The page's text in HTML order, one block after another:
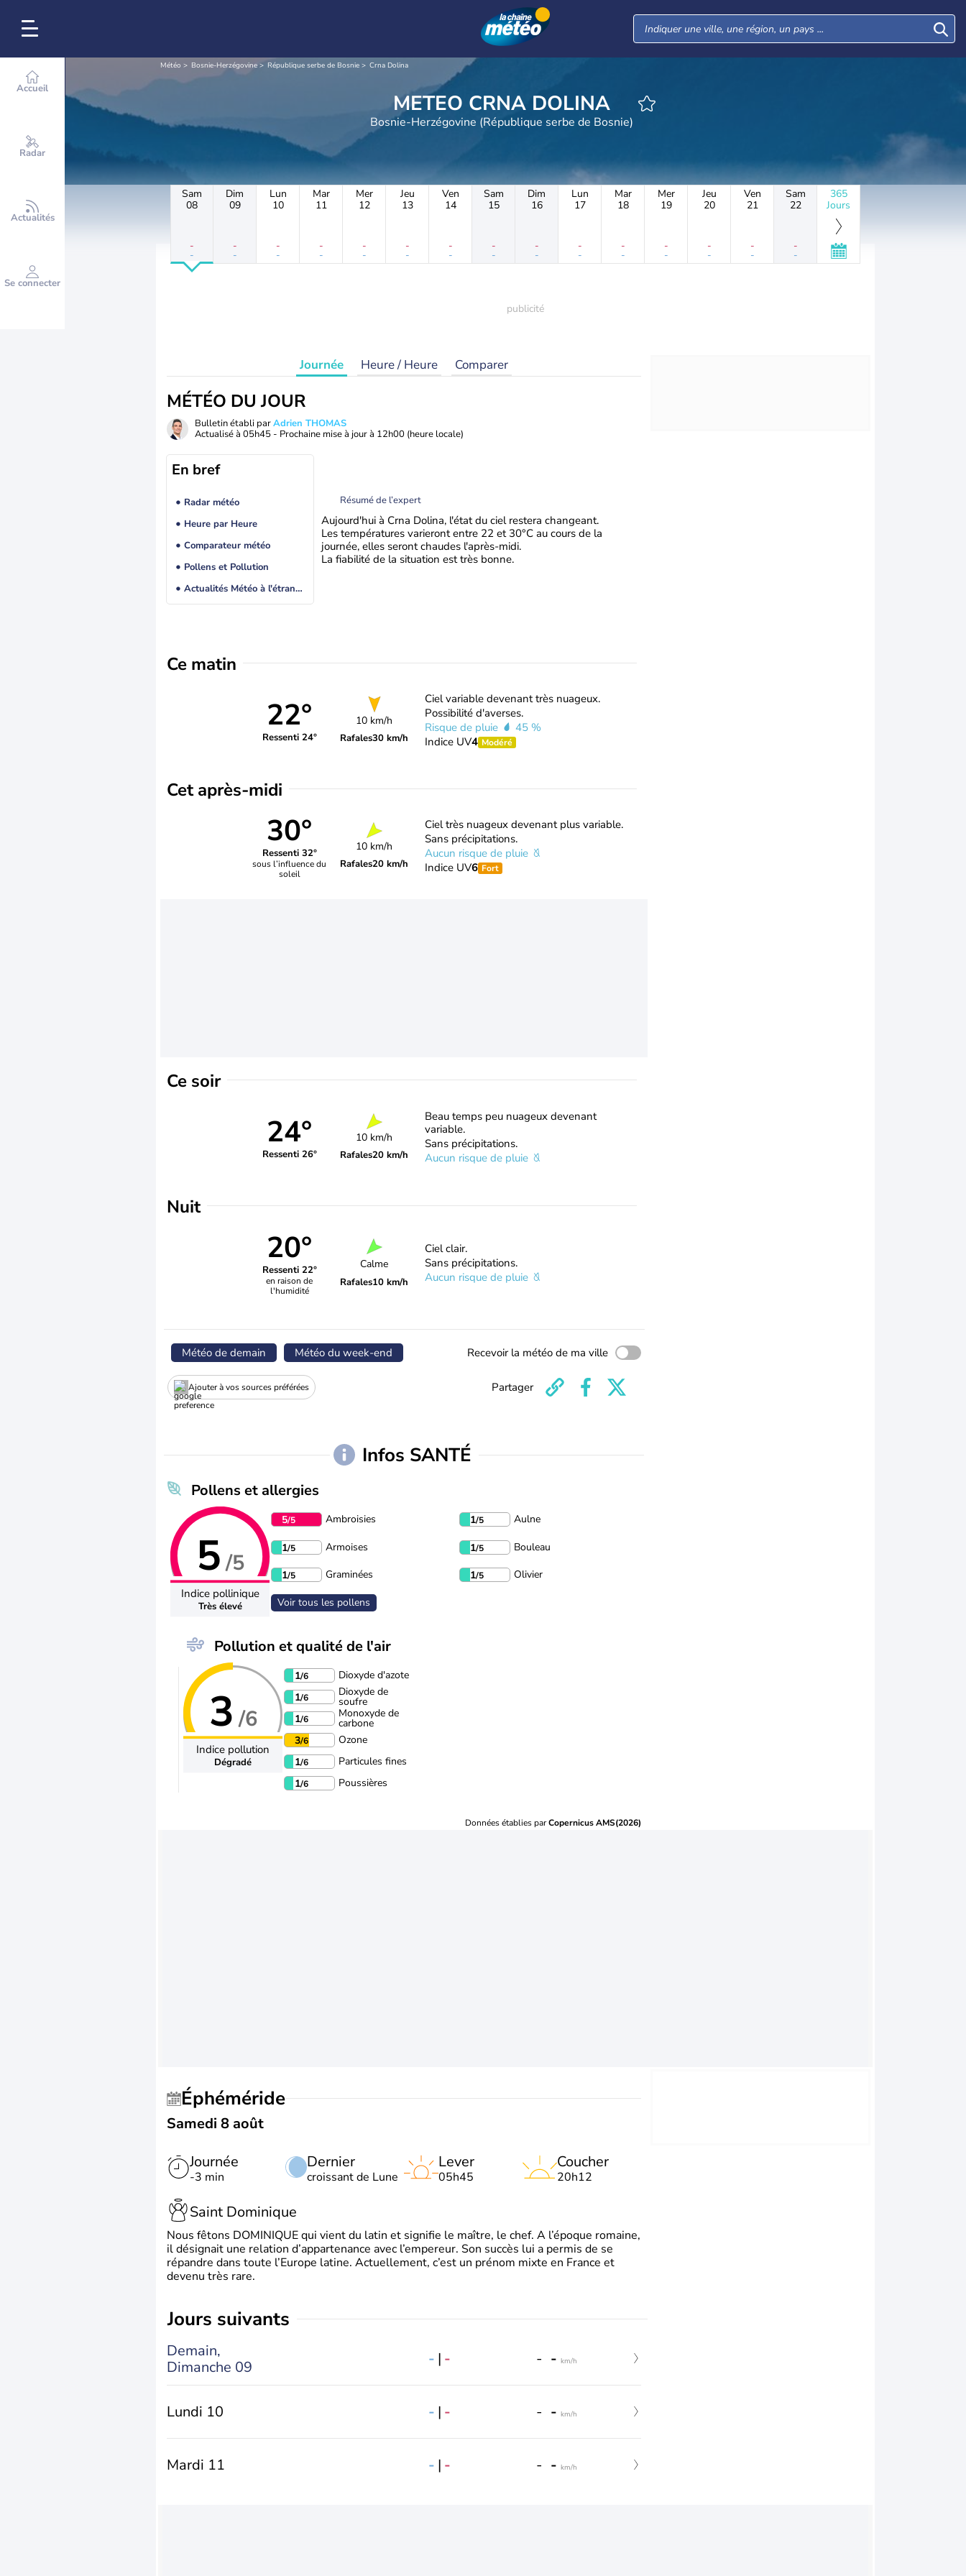
Accueil
Radar
Actualités
Se connecter
Météo Bosnie-Herzégovine République serbe de Bosnie Crna Dolina
METEO CRNA DOLINA
Bosnie-Herzégovine (République serbe de Bosnie)
Sam
08
-
-
Dim
09
-
-
Lun
10
-
-
Mar
11
-
-
Mer
12
-
-
Jeu
13
-
-
Ven
14
-
-
Sam
15
-
-
Dim
16
-
-
Lun
17
-
-
Mar
18
-
-
Mer
19
-
-
Jeu
20
-
-
Ven
21
-
-
Sam
22
-
-
365
Jours
Journée Heure / Heure Comparer
MÉTÉO DU JOUR
Bulletin établi parAdrien THOMAS
Actualisé à 05h45 - Prochaine mise à jour à 12h00 (heure locale)
En bref
Radar météo
Heure par Heure
Comparateur météo
Pollens et Pollution
Actualités Météo à l'étranger
Résumé de l’expert
Aujourd'hui à Crna Dolina, l'état du ciel restera changeant.
Les températures varieront entre 22 et 30°C au cours de la
journée, elles seront chaudes l'après-midi.
La fiabilité de la situation est très bonne.
Ce matin
22°
Ressenti 24°
10 km/h
Rafales30 km/h
Ciel variable devenant très nuageux.
Possibilité d'averses.
Risque de pluie
45 %
Indice UV4 Modéré
Cet après-midi
30°
Ressenti 32°
sous l’influence du
soleil
10 km/h
Rafales20 km/h
Ciel très nuageux devenant plus variable.
Sans précipitations.
Aucun risque de pluie
Indice UV6 Fort
Ce soir
24°
Ressenti 26°
10 km/h
Rafales20 km/h
Beau temps peu nuageux devenant
variable.
Sans précipitations.
Aucun risque de pluie
Nuit
20°
Ressenti 22°
en raison de
l'humidité
Calme
Rafales10 km/h
Ciel clair.
Sans précipitations.
Aucun risque de pluie
Météo de demain Météo du week-end Recevoir la météo de ma ville
Ajouter à vos sources préférées Partager
Infos SANTÉ
Pollens et allergies
5/5
Indice pollinique
Très élevé
5/5 Ambroisies 1/5 Aulne
1/5 Armoises 1/5 Bouleau
1/5 Graminées 1/5 Olivier
Voir tous les pollens
Pollution et qualité de l'air
3 /6
Indice pollution
Dégradé
1/6
Dioxyde d'azote
1/6 Dioxyde de
soufre
1/6 Monoxyde de
carbone
3/6
Ozone
1/6
Particules fines
1/6 Poussières
Données établies parCopernicus AMS(2026)
Éphéméride
Samedi 8 août
Journée
-3 min
Dernier
croissant de Lune
Lever
05h45
Coucher
20h12
Saint Dominique
Nous fêtons DOMINIQUE qui vient du latin et signifie le maître, le chef. A l’époque romaine,
il désignait une relation d’appartenance avec l’empereur. Son succès lui a permis de se
répandre dans toute l’Europe latine. Actuellement, c’est un prénom mixte en France et
devenu très rare.
jours suivants
Demain,
Dimanche 09
- | - - - km/h
Lundi 10 - | - - - km/h
Mardi 11 - | - - - km/h